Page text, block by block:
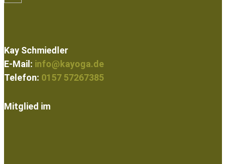
Kay Schmiedler
E-Mail: info@kayoga.de
Telefon: 0157 57267385
Mitglied im